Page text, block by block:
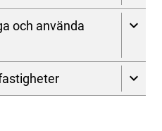
och använda